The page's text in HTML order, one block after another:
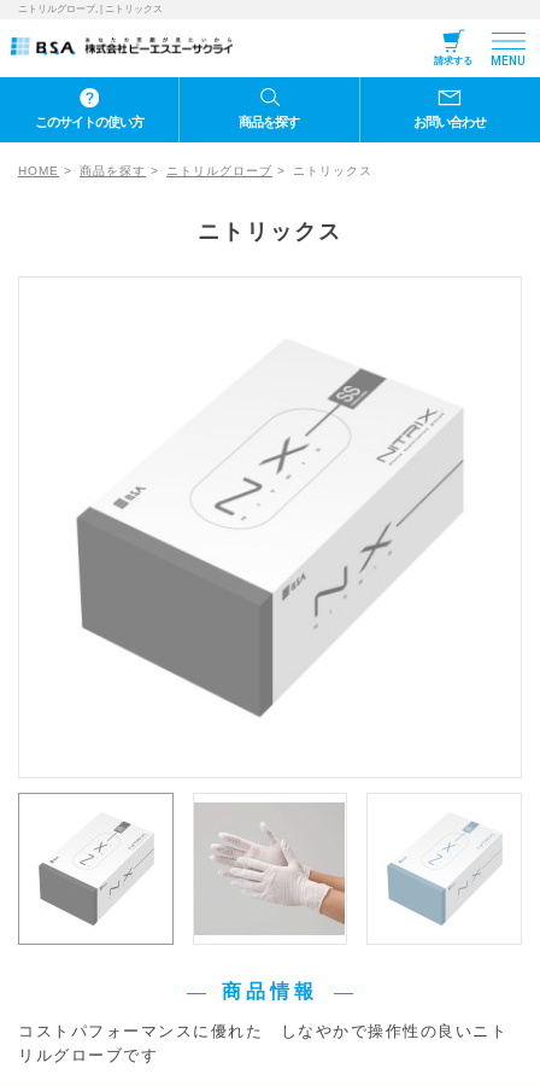
ニトリルグローブ, | ニトリックス
請求する MENU
このサイトの使い方 商品を探す お問い合わせ
HOME 商品を探す ニトリルグローブ ニトリックス
ニトリックス
商品情報
コストパフォーマンスに優れた しなやかで操作性の良いニト
リルグローブです